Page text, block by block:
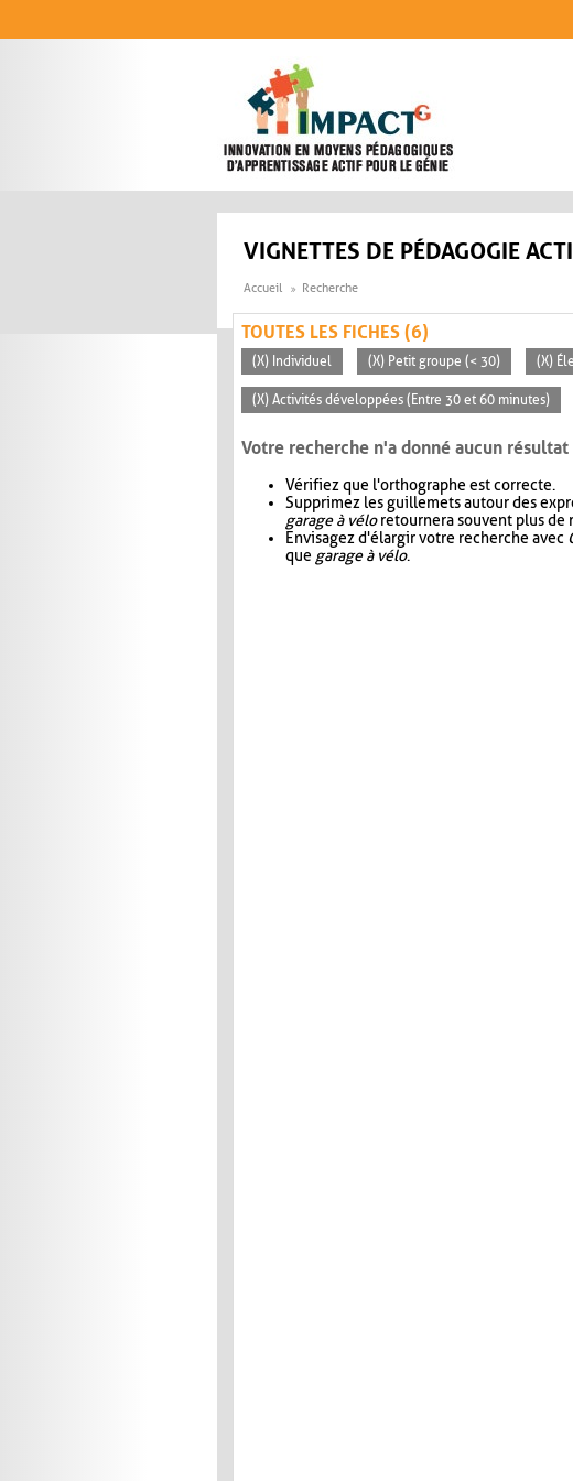
VIGNETTES DE PÉDAGOGIE
Accueil Recherche
TOUTES LES FICHES (6)
(X) Individuel (X) Petit groupe (< 30) (X)
(X) Activités développées (Entre 30 et 60 minutes)
Votre recherche n'a donné aucun résultat
Vérifiez que l'orthographe est correcte.
Supprimez les guillemets autour des
garage à véloretournera souvent plus de
Envisagez d'élargir votre recherche avec
que garage à vélo.